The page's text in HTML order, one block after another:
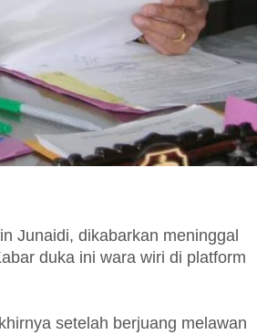
Junaidi, dikabarkan meninggal
duka ini wara wiri di platform
setelah berjuang melawan